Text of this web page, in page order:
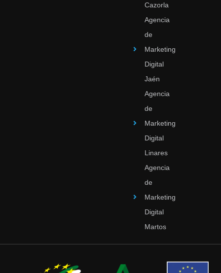
Cazorla
Agencia
de
Marketing
Digital
Jaén
Agencia
de
Marketing
Digital
Linares
Agencia
de
Marketing
Digital
Martos